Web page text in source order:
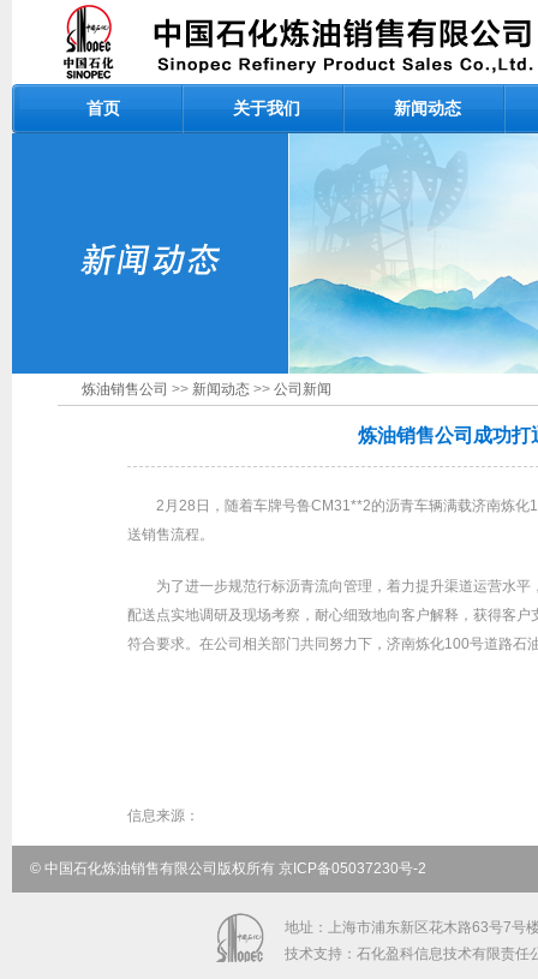
首页 关于我们 新闻动态
炼油销售公司 >> 新闻动态 >> 公司新闻
炼油销售公司成功打
2月28日，随着车牌号鲁CM31**2的沥青车辆满载济南炼
送销售流程。
为了进一步规范行标沥青流向管理，着力提升渠道运营水
配送点实地调研及现场考察，耐心细致地向客户解释，获得客
符合要求。在公司相关部门共同努力下，济南炼化100号道路石
信息来源：
© 中国石化炼油销售有限公司版权所有 京ICP备05037230号-2
地址：上海市浦东新区花木路63号7
技术支持：石化盈科信息技术有限责任